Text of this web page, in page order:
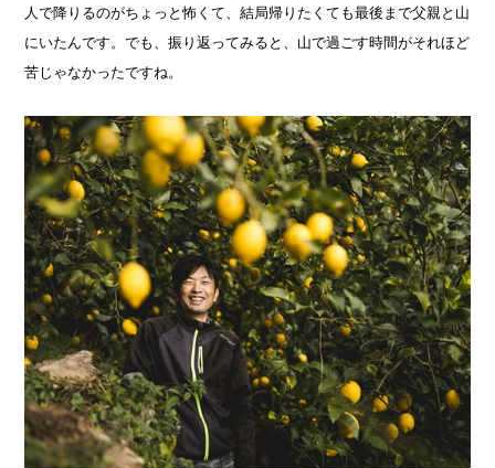
人で降りるのがちょっと怖くて、結局帰りたくても最後まで父親と山
にいたんです。でも、振り返ってみると、山で過ごす時間がそれほど
苦じゃなかったですね。